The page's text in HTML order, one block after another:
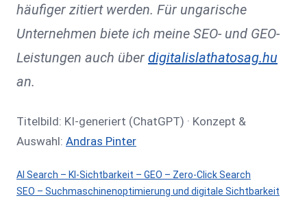
häufiger zitiert werden. Für ungarische
Unternehmen biete ich meine SEO- und GEO-
Leistungen auch über digitalislathatosag.hu
an.
Titelbild: KI-generiert (ChatGPT) · Konzept &
Auswahl: Andras Pinter
AI Search – KI-Sichtbarkeit – GEO – Zero-Click Search
SEO – Suchmaschinenoptimierung und digitale Sichtbarkeit